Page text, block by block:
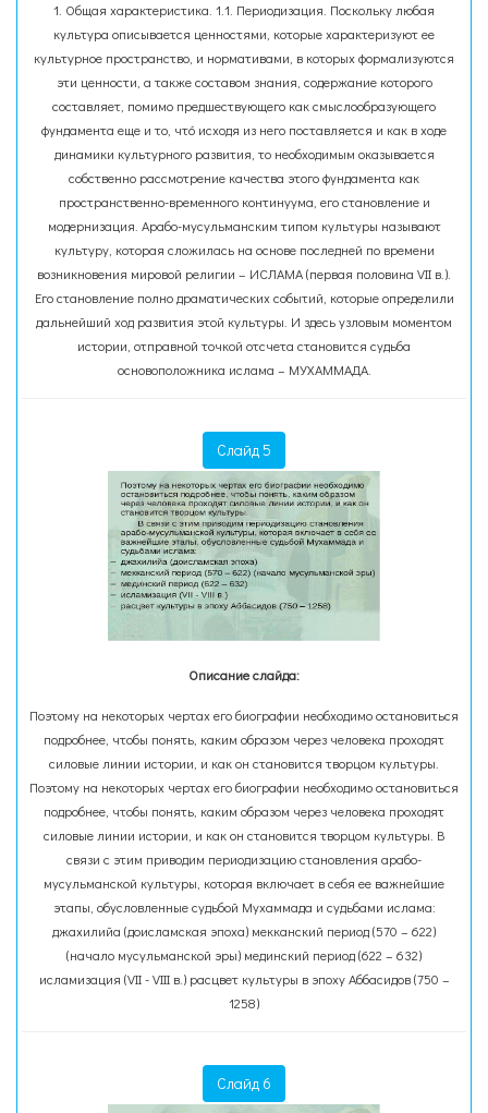
1. Общая характеристика. 1.1. Периодизация. Поскольку любая
культура описывается ценностями, которые характеризуют ее
культурное пространство, и нормативами, в которых формализуются
эти ценности, а также составом знания, содержание которого
составляет, помимо предшествующего как смыслообразующего
фундамента еще и то, чтó исходя из него поставляется и как в ходе
динамики культурного развития, то необходимым оказывается
собственно рассмотрение качества этого фундамента как
пространственно-временного континуума, его становление и
модернизация. Арабо-мусульманским типом культуры называют
культуру, которая сложилась на основе последней по времени
возникновения мировой религии – ИСЛАМА (первая половина VII в.).
Его становление полно драматических событий, которые определили
дальнейший ход развития этой культуры. И здесь узловым моментом
истории, отправной точкой отсчета становится судьба
основоположника ислама – МУХАММАДА.
Слайд 5
Описание слайда:
Поэтому на некоторых чертах его биографии необходимо остановиться
подробнее, чтобы понять, каким образом через человека проходят
силовые линии истории, и как он становится творцом культуры.
Поэтому на некоторых чертах его биографии необходимо остановиться
подробнее, чтобы понять, каким образом через человека проходят
силовые линии истории, и как он становится творцом культуры. В
связи с этим приводим периодизацию становления арабо-
мусульманской культуры, которая включает в себя ее важнейшие
этапы, обусловленные судьбой Мухаммада и судьбами ислама:
джахилийа (доисламская эпоха) мекканский период (570 – 622)
(начало мусульманской эры) мединский период (622 – 632)
исламизация (VII - VIII в.) расцвет культуры в эпоху Аббасидов (750 –
1258)
Слайд 6